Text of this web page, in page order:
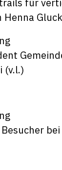
für
Henna
(v.l.)